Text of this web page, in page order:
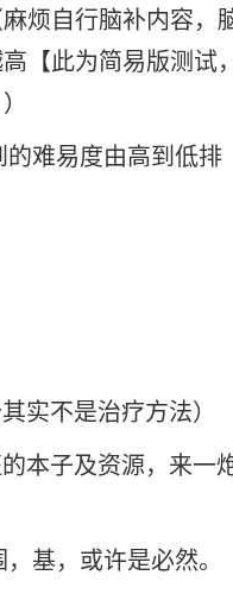
烦自行脑补内容，
【此为简易版测试
难易度由高到低排
不是治疗方法）
子及资源，来一
基，或许是必然。